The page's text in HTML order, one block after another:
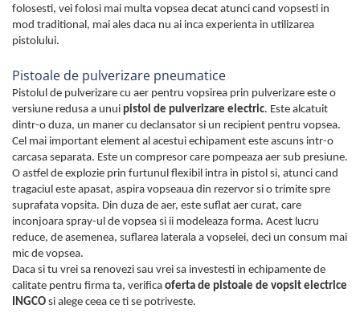
folosesti, vei folosi mai multa vopsea decat atunci cand vopsesti in
mod traditional, mai ales daca nu ai inca experienta in utilizarea
pistolului.
Pistoale de pulverizare pneumatice
Pistolul de pulverizare cu aer pentru vopsirea prin pulverizare este o
versiune redusa a unui pistol de pulverizare electric. Este alcatuit
dintr-o duza, un maner cu declansator si un recipient pentru vopsea.
Cel mai important element al acestui echipament este ascuns intr-o
carcasa separata. Este un compresor care pompeaza aer sub presiune.
O astfel de explozie prin furtunul flexibil intra in pistol si, atunci cand
tragaciul este apasat, aspira vopseaua din rezervor si o trimite spre
suprafata vopsita. Din duza de aer, este suflat aer curat, care
inconjoara spray-ul de vopsea si ii modeleaza forma. Acest lucru
reduce, de asemenea, suflarea laterala a vopselei, deci un consum mai
mic de vopsea.
Daca si tu vrei sa renovezi sau vrei sa investesti in echipamente de
calitate pentru firma ta, verifica oferta de pistoale de vopsit electrice
INGCO si alege ceea ce ti se potriveste.